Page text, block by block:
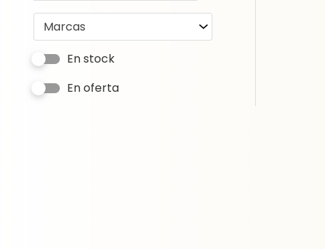
Marcas
En stock
En oferta